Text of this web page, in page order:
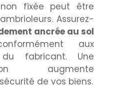
fixée peut être
Assurez-
ancrée au sol
aux
du fabricant. Une
augmente
de vos biens.